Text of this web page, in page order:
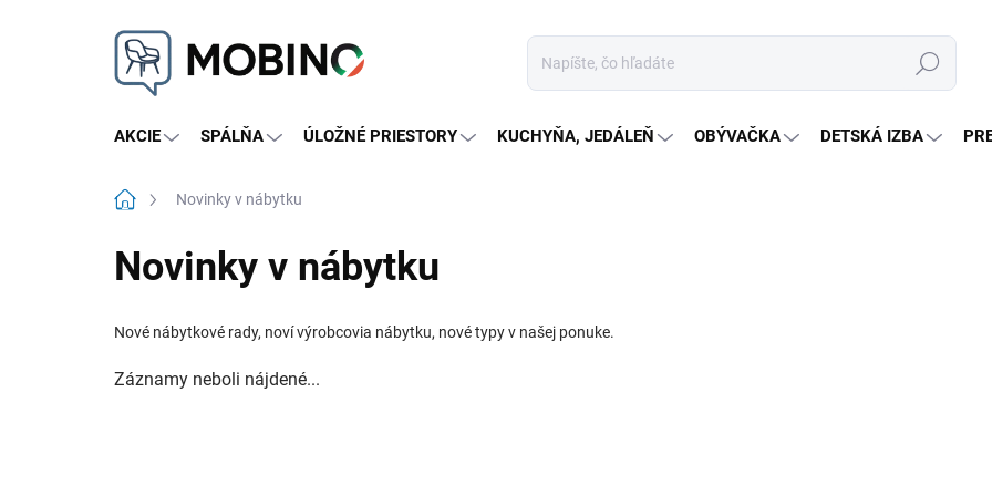
Hľadať
AKCIE SPÁLŇA ÚLOŽNÉ PRIESTORY KUCHYŇA, JEDÁLEŇ OBÝVAČKA DETSKÁ IZBA
DomovNovinky v nábytku
Novinky v nábytku
Nové nábytkové rady, noví výrobcovia nábytku, nové typy v našej ponuke.
Záznamy neboli nájdené...